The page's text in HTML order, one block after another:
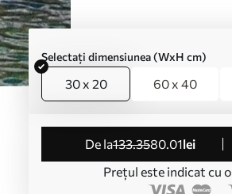
Selectați dimensiunea (WxH cm)
30 x 20 60 x 40
de la133.3580.01lei
Prețul este indicat cu o